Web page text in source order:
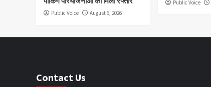
Public Voice August 6, 2026
Public Voice
Contact Us